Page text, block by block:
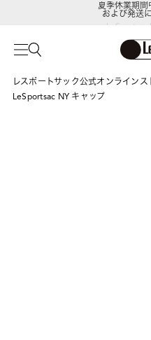
LeSportsac
ポイントアッ
および発送
レスポートサック公式オンラインス
LeSportsac NY キャップ